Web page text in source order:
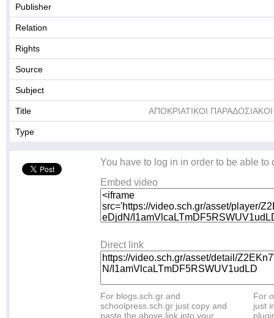
Publisher
Relation
Rights
Source
Subject
Title ΑΠΟΚΡΙΑΤΙΚΟΙ
Type
You have to log in in order to be able to
Embed video
Direct link
For blogs.sch.gr and
schoolpress.sch.gr just copy and
paste the above link into your
For
just